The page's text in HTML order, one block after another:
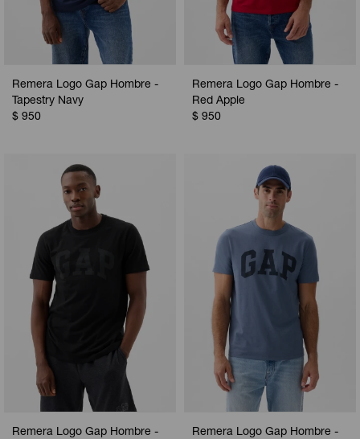
Remera Logo Gap Hombre -
Tapestry Navy
$ 950
Remera Logo Gap Hombre -
Red Apple
$ 950
Remera Logo Gap Hombre -
Remera Logo Gap Hombre -